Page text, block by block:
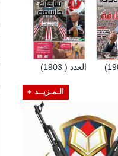
العدد ( 1903)
الـمـزيــد +